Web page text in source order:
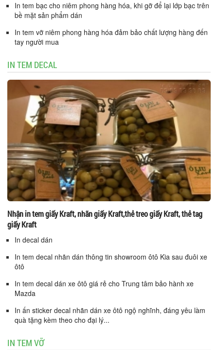
In tem bạc cho niêm phong hàng hóa, khi gỡ để lại lớp bạc trên
bề mặt sản phẩm dán
In tem vỡ niêm phong hàng hóa đảm bảo chất lượng hàng đến
tay người mua
IN TEM DECAL
Nhận in tem giấy Kraft, nhãn giấy Kraft,thẻ treo giấy Kraft, thẻ tag
giấy Kraft
In decal dán
In tem decal nhãn dán thông tin showroom ôtô Kia sau đuôi xe
ôtô
In tem decal dán xe ôtô giá rẻ cho Trung tâm bảo hành xe
Mazda
In ấn sticker decal nhãn dán xe ôtô ngộ nghĩnh, đáng yêu làm
quà tặng kèm theo cho đại lý...
IN TEM VỠ